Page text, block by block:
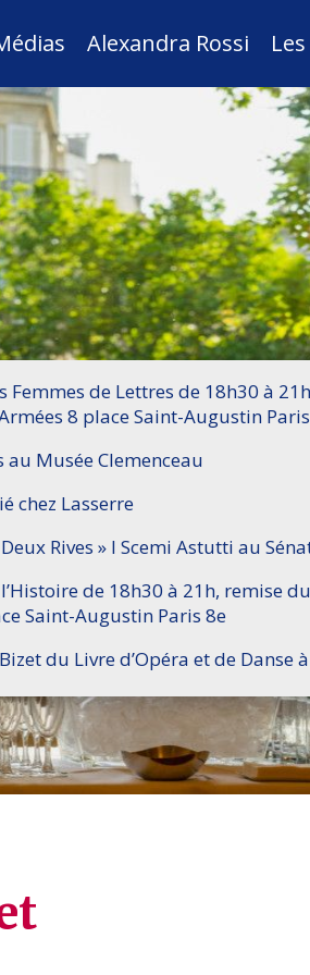
Alexandra Rossi
Femmes de Lettres de 18h30 à
8 place Saint-Augustin
au Musée Clemenceau
chez Lasserre
Rives » I Scemi Astutti au
de 18h30 à 21h, remise
Saint-Augustin Paris 8e
du Livre d’Opéra et de Danse